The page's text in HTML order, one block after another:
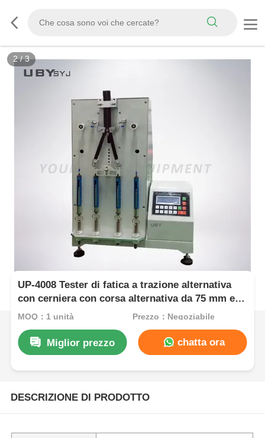
3/3
UP-4008 Tester di fatica a trazione alternativa
con cerniera con corsa alternativa da 75 mm e
intervallo di carico di prova 0~500 N conforme a
MOQ：1 unità Prezzo：Negoziabile
Miglior prezzo chatta ora
DESCRIZIONE DI PRODOTTO